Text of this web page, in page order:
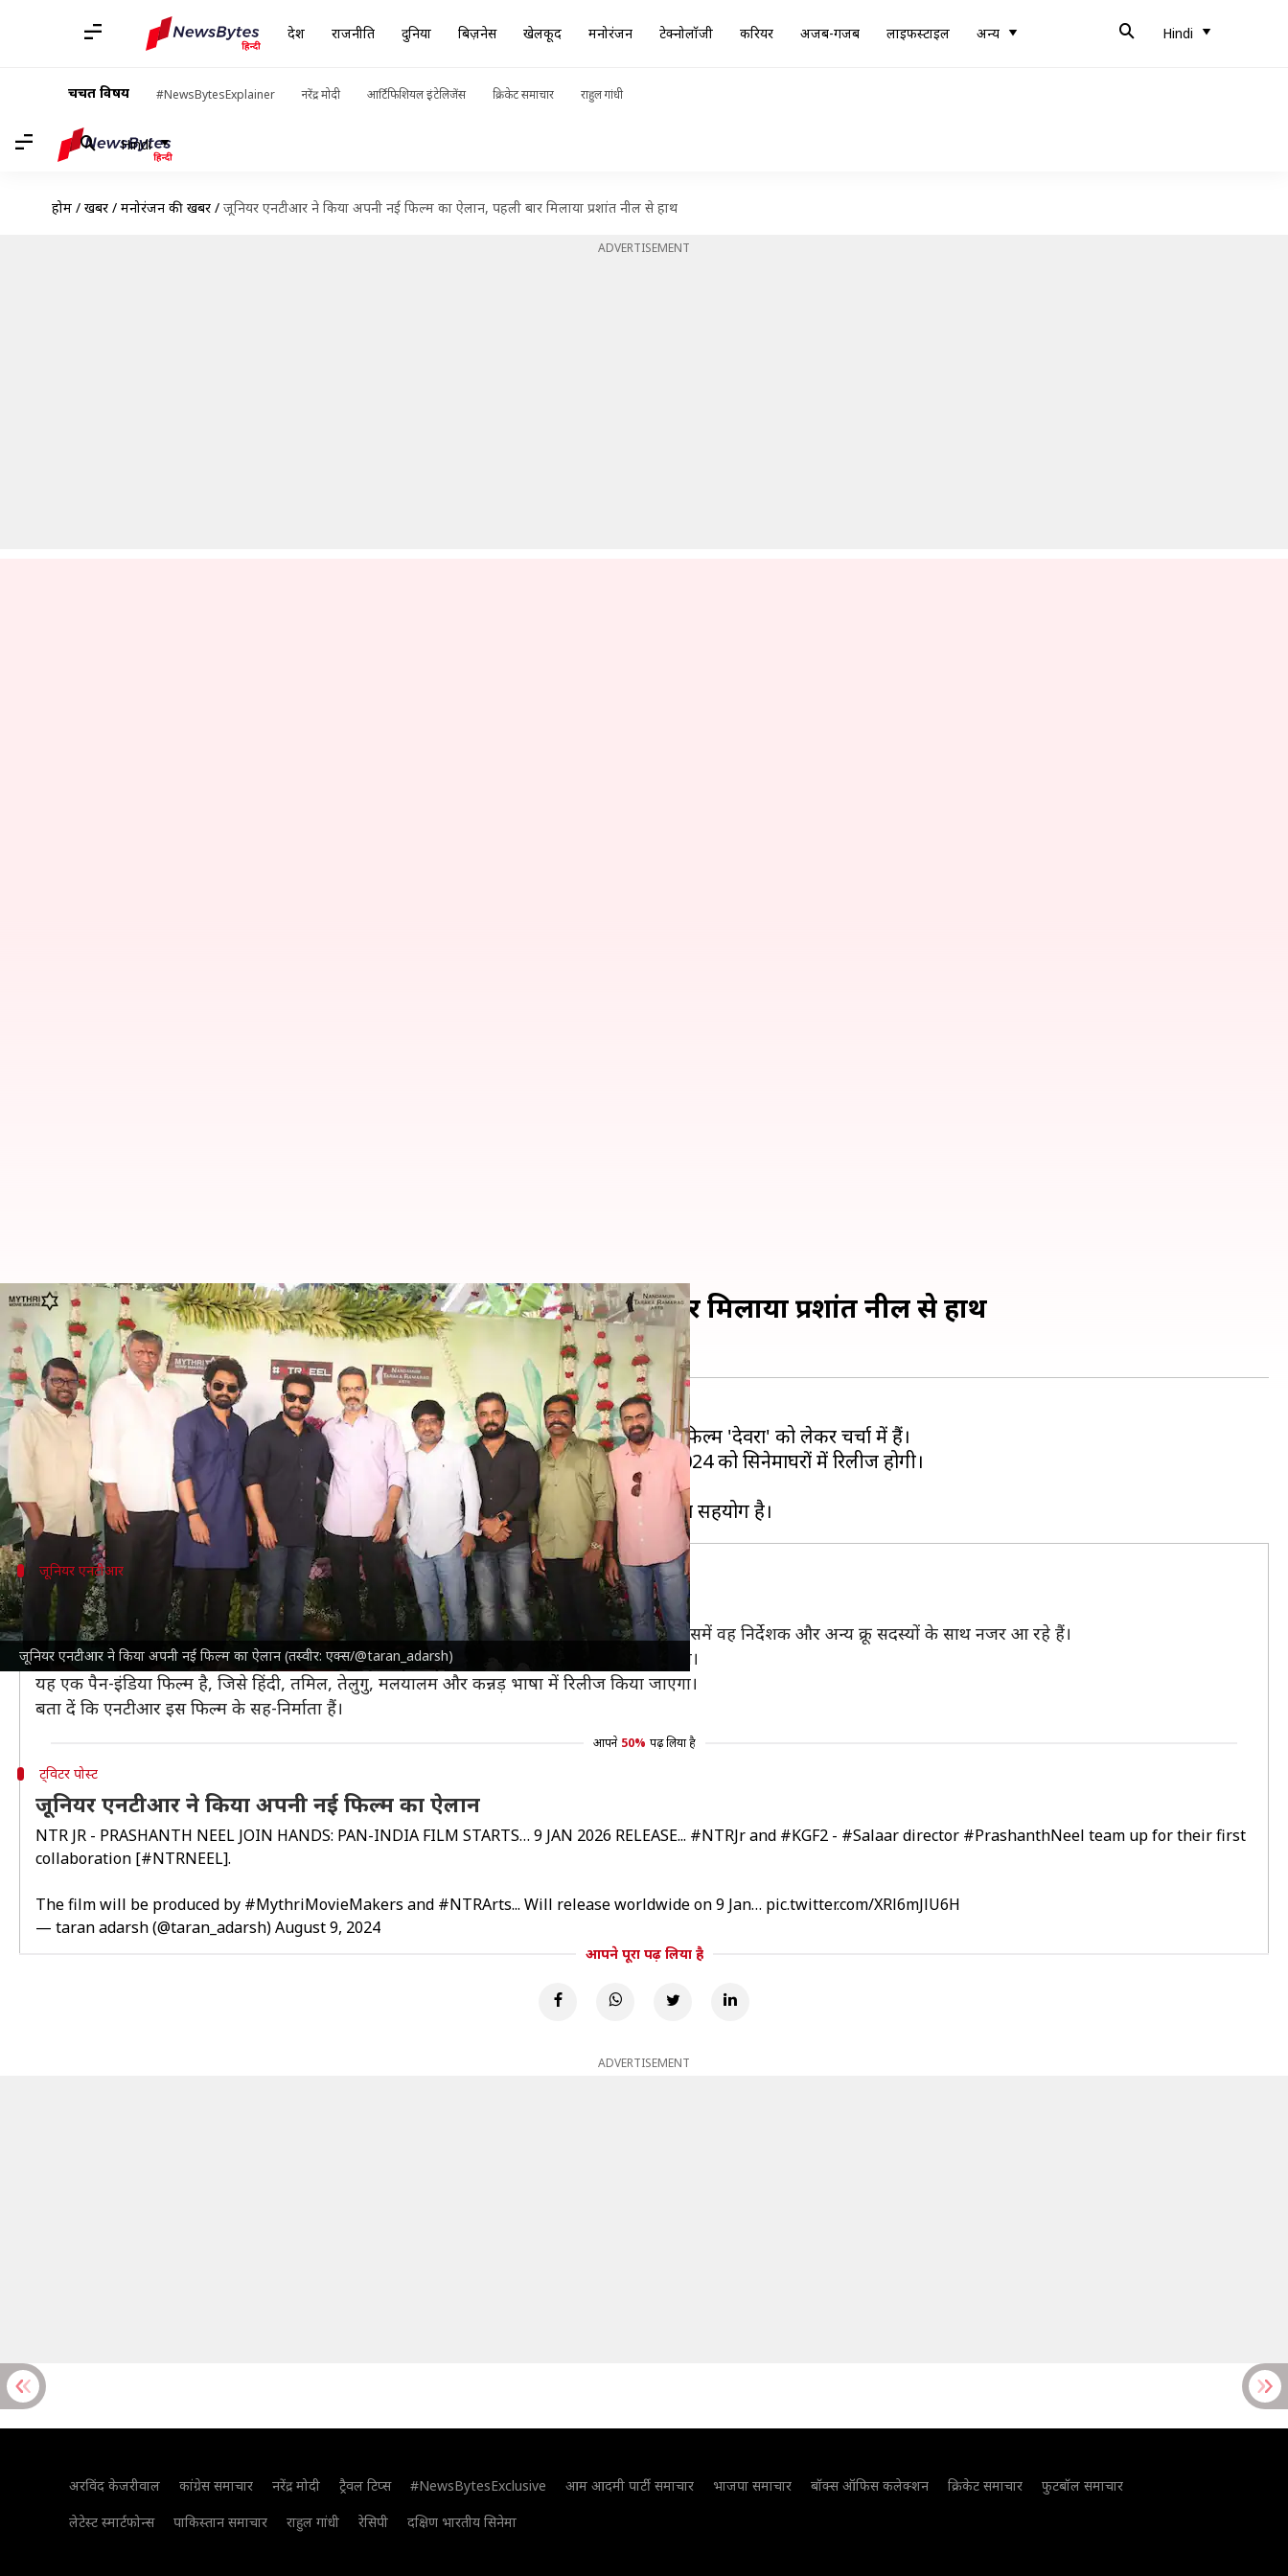
देश राजनीति दुनिया बिज़नेस खेलकूद मनोरंजन टेक्नोलॉजी करियर अजब-गजब लाइफस्टाइल अन्य Hindi
चर्चित विषय #NewsBytesExplainer नरेंद्र मोदी आर्टिफिशियल इंटेलिजेंस क्रिकेट समाचार राहुल गांधी
Hindi
होम / खबरें / मनोरंजन की खबरें / जूनियर एनटीआर ने किया अपनी नई फिल्म का ऐलान, पहली बार मिलाया प्रशांत नील से हाथ
ADVERTISEMENT
जूनियर एनटीआर ने किया अपनी नई फिल्म का ऐलान (तस्वीर: एक्स/@taran_adarsh)
जूनियर एनटीआर ने किया अपनी नई फिल्म का ऐलान, पहली बार मिलाया प्रशांत नील से हाथ
लेखन दीक्षा शर्मा Aug 09, 2024
क्या है खबर?
दक्षिण भारतीय सिनेमा के जाने-माने अभिनेताजूनियर एनटीआरपिछले लंबे समय से अपनी आगामी फिल्म 'देवरा' को लेकर चर्चा में हैं।
इस फिल्म में जाह्नवी कपूर और सैफ अली खान भी मुख्य भूमिका में होंगे। यह फिल्म 27 सितंबर, 2024 को सिनेमाघरों में रिलीज होगी।
'देवरा' की रिलीज से पहले एनटीआर की नई फिल्म का ऐलान हो गया है।
जूनियर एनटीआर
रिलीज तारीख से भी उठा पर्दा
एनटीआर और प्रशांत की फिल्म की शूटिंग शुरू हो गई है। सेट से अभिनेता की कुछ तस्वीरें सामने आई हैं, जिसमें वह निर्देशक और अन्य क्रू सदस्यों के साथ नजर आ रहे हैं।
फिल्म की रिलीज तारीख से भी पर्दा उठ गया है। यह फिल्म 9 जनवरी, 2026 को सिनेमाघरों में दस्तक देगी।
यह एक पैन-इंडिया फिल्म है, जिसे हिंदी, तमिल, तेलुगु, मलयालम और कन्नड़ भाषा में रिलीज किया जाएगा।
बता दें कि एनटीआर इस फिल्म के सह-निर्माता हैं।
आपने 50% पढ़ लिया है
ट्विटर पोस्ट
जूनियर एनटीआर ने किया अपनी नई फिल्म का ऐलान
NTR JR - PRASHANTH NEEL JOIN HANDS: PAN-INDIA FILM STARTS… 9 JAN 2026 RELEASE... #NTRJrand #KGF2 - #Salaardirector #PrashanthNeel team up for their first
collaboration [#NTRNEEL].
The film will be produced by #MythriMovieMakers and #NTRArts... Will release worldwide on 9 Jan… pic.twitter.com/XRl6mJlU6H
— taran adarsh (@taran_adarsh)August 9, 2024
आपने पूरा पढ़ लिया है
ADVERTISEMENT
अरविंद केजरीवाल कांग्रेस समाचार नरेंद्र मोदी ट्रैवल टिप्स #NewsBytesExclusive आम आदमी पार्टी समाचार भाजपा समाचार बॉक्स ऑफिस कलेक्शन क्रिकेट समाचार
फुटबॉल समाचार
लेटेस्ट स्मार्टफोन्स
पाकिस्तान समाचार राहुल गांधी रेसिपी दक्षिण भारतीय सिनेमा